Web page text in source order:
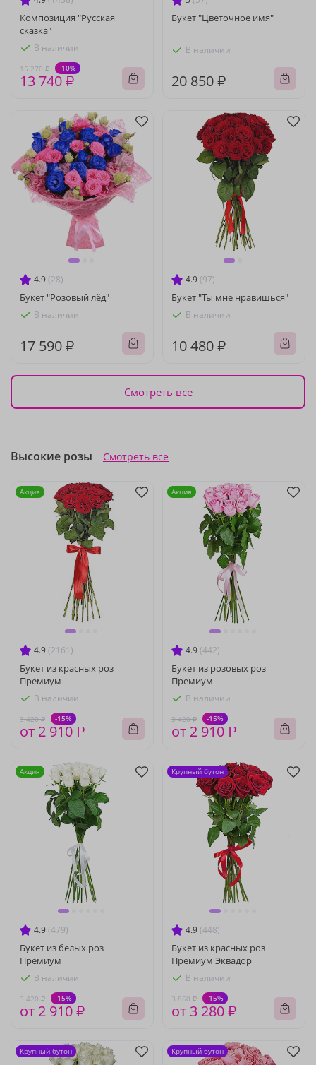
Композиция "Русская
сказка"
В наличии
15 270 ₽ -10%
13 740 ₽
Букет "Цветочное имя"
В наличии
20 850 ₽
4.9 (28)
Букет "Розовый лёд"
В наличии
17 590 ₽
4.9 (97)
Букет "Ты мне нравишься"
В наличии
10 480 ₽
Смотреть все
Высокие розы Смотреть все
4.9 (2161)
Букет из красных роз
Премиум
В наличии
3 420 ₽ -15%
от 2 910 ₽
Акция
4.9 (442)
Букет из розовых роз
Премиум
В наличии
3 420 ₽ -15%
от 2 910 ₽
Акция
4.9 (479)
Букет из белых роз
Премиум
В наличии
3 420 ₽ -15%
от 2 910 ₽
Акция
4.9 (448)
Букет из красных роз
Премиум Эквадор
В наличии
3 860 ₽ -15%
от 3 280 ₽
Крупный бутон
Крупный бутон Крупный бутон